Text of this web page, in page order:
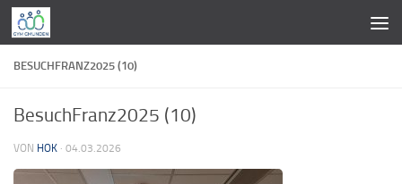
Zum Inhalt springen
BESUCHFRANZ2025 (10)
BesuchFranz2025 (10)
VON HOK · 04.03.2026